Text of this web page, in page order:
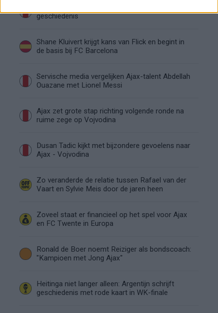
geschiedenis
Shane Kluivert krijgt kans van Flick en begint in
de basis bij FC Barcelona
Servische media vergelijken Ajax-talent Abdellah
Ouazane met Lionel Messi
Ajax zet grote stap richting volgende ronde na
ruime zege op Vojvodina
Dusan Tadic kijkt met bijzondere gevoelens naar
Ajax - Vojvodina
Zo veranderde de relatie tussen Rafael van der
Vaart en Sylvie Meis door de jaren heen
Zoveel staat er financieel op het spel voor Ajax
en FC Twente in Europa
Ronald de Boer noemt Reiziger als bondscoach:
"Kampioen met Jong Ajax"
Heitinga niet langer alleen: Argentijn schrijft
geschiedenis met rode kaart in WK-finale